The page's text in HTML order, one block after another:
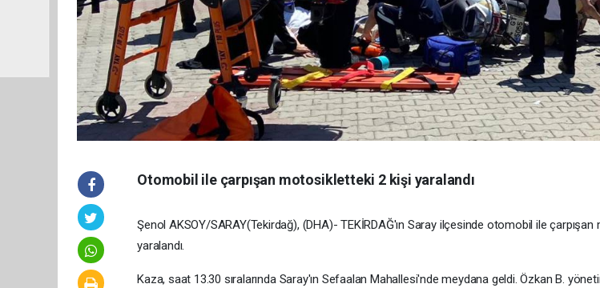
Otomobil ile çarpışan motosikletteki 2 kişi yaralandı
Şenol AKSOY/SARAY(Tekirdağ), (DHA)- TEKİRDAĞ'ın Saray ilçesinde otomobil ile
yaralandı.
Kaza, saat 13.30 sıralarında Saray'ın Sefaalan Mahallesi'nde meydana geldi. Özkan B.